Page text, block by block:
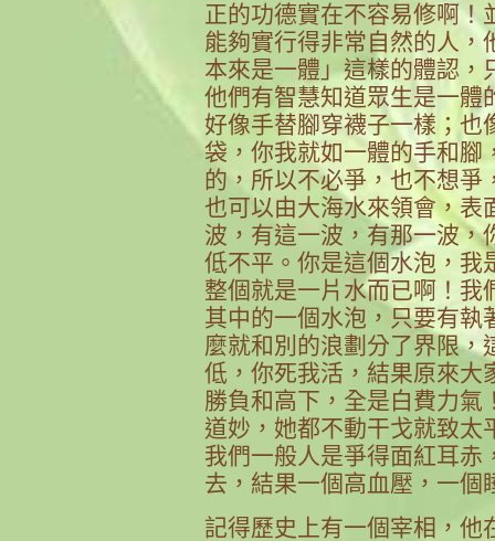
正的功德實在不容易修啊！
能夠實行得非常自然的人，
本來是一體」這樣的體認，
他們有智慧知道眾生是一體
好像手替腳穿襪子一樣；也
袋，你我就如一體的手和腳
的，所以不必爭，也不想爭
也可以由大海水來領會，表
波，有這一波，有那一波，
低不平。你是這個水泡，我
整個就是一片水而已啊！我
其中的一個水泡，只要有執
麼就和別的浪劃分了界限，
低，你死我活，結果原來大
勝負和高下，全是白費力氣
道妙，她都不動干戈就致太
我們一般人是爭得面紅耳赤
去，結果一個高血壓，一個
記得歷史上有一個宰相，他